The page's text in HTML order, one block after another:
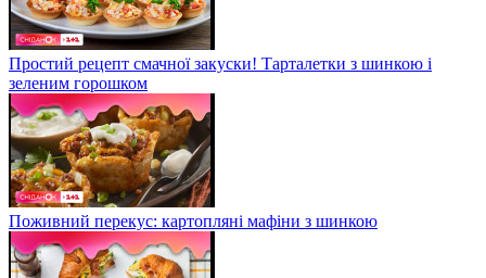
Простий рецепт смачної закуски! Тарталетки з шинкою і
зеленим горошком
Поживний перекус: картопляні мафіни з шинкою